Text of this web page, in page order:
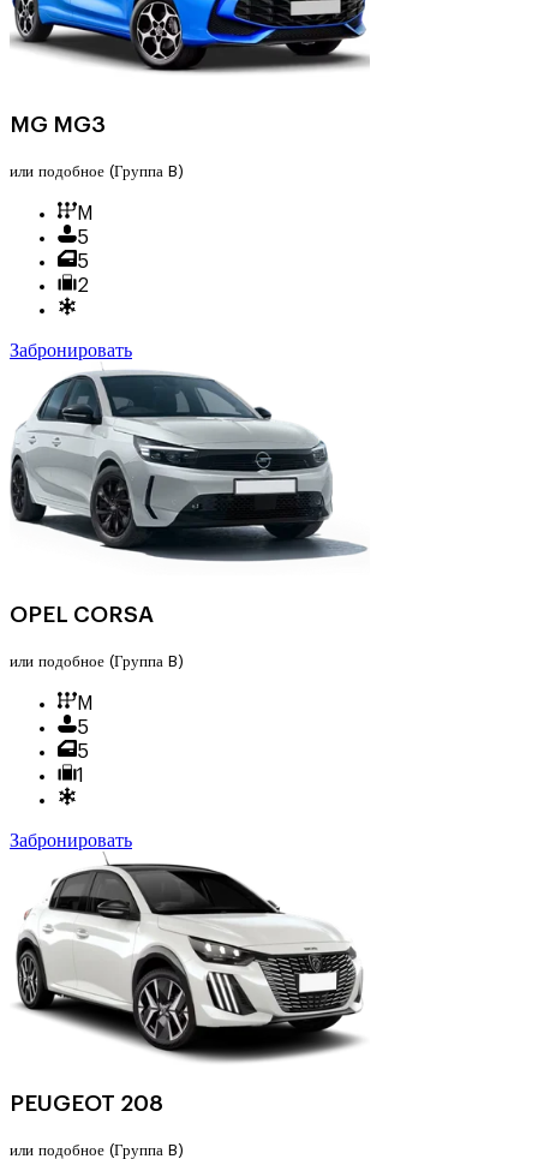
MG MG3
или подобное (Группа B)
M
5
5
2
Забронировать
OPEL CORSA
или подобное (Группа B)
M
5
5
1
Забронировать
PEUGEOT 208
или подобное (Группа B)